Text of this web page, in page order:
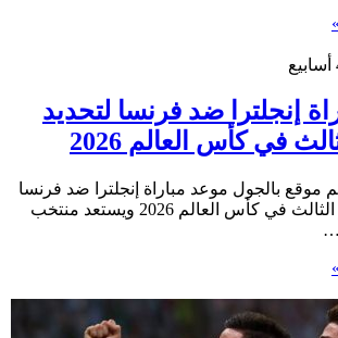
إنجلترا ضد فرنسا لتحديد
في كأس العالم 2026
بالجول موعد مباراة إنجلترا ضد فرنسا
لتحديد المركز الثالث في كأس العالم 2026 ويستعد منتخب